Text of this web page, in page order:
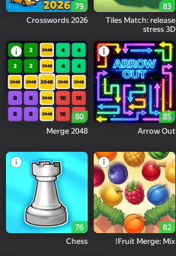
83
Tiles Match: release
stress 3D
79
Crosswords 2026
85
Arrow Out
80
2048 Merge
82
Fruit Merge: Mix!
76
Chess